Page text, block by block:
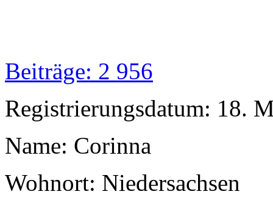
Beiträge: 2 956
Registrierungsdatum: 18.
Name: Corinna
Wohnort: Niedersachsen